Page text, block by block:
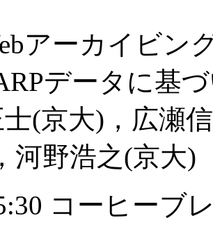
アーカイビ
データに基
(京大)，広瀬
河野浩之(京大)
コーヒーブ